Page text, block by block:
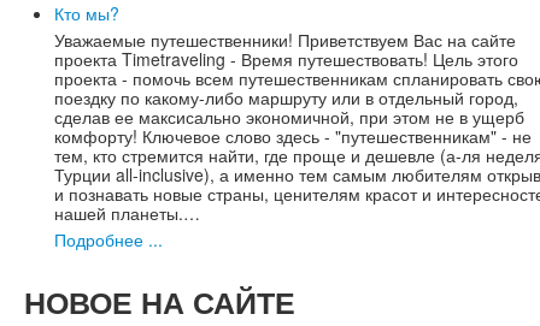
Кто мы?
Уважаемые путешественники! Приветствуем Вас на сайте
проекта Timetraveling - Время путешествовать! Цель этого
проекта - помочь всем путешественникам спланировать
поездку по какому-либо маршруту или в отдельный город,
сделав ее максисально экономичной, при этом не в ущерб
комфорту! Ключевое слово здесь - "путешественникам" - не
тем, кто стремится найти, где проще и дешевле (а-ля
Турции all-inclusive), а именно тем самым любителям
и познавать новые страны, ценителям красот и
нашей планеты.…
Подробнее ...
НОВОЕ НА САЙТЕ